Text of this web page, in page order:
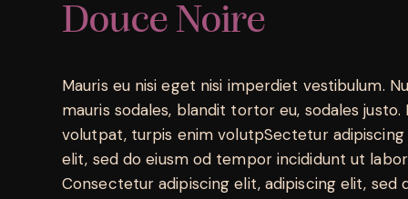
Douce Noire
Mauris eu nisi eget nisi imperdiet vestibulum.
mauris sodales, blandit tortor eu, sodales
volutpat, turpis enim volutpSectetur
elit, sed do eiusm od tempor incididunt ut
Consectetur adipiscing elit, adipiscing elit, sed